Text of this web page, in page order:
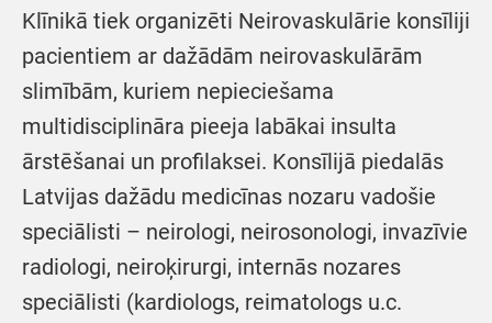
Klīnikā tiek organizēti Neirovaskulārie konsīliji
pacientiem ar dažādām neirovaskulārām
slimībām, kuriem nepieciešama
multidisciplināra pieeja labākai insulta
ārstēšanai un profilaksei. Konsīlijā piedalās
Latvijas dažādu medicīnas nozaru vadošie
speciālisti – neirologi, neirosonologi, invazīvie
radiologi, neiroķirurgi, internās nozares
speciālisti (kardiologs, reimatologs u.c.